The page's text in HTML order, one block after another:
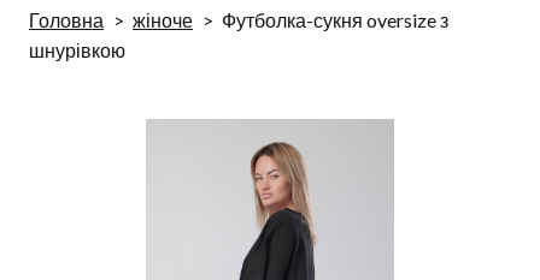
Головна жіноче
Футболка-сукня oversize з
шнурівкою